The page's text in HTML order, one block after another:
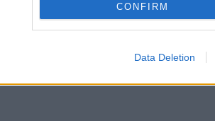
CONFIRM
Data Deletion